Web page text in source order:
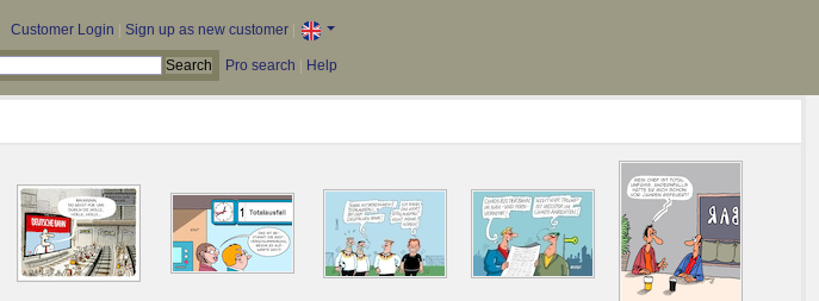
Customer Login Sign up as new customer|
Pro search Help